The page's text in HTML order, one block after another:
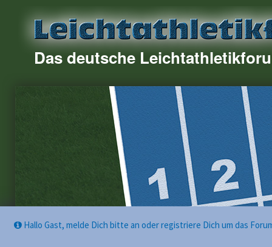
Das deutsche
Hallo Gast, melde Dich bitte an oder registriere Dich um das